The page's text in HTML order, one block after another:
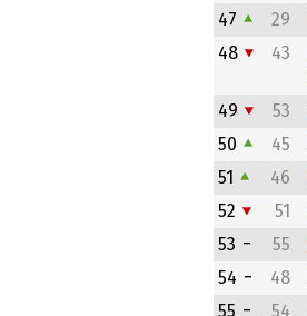
47
29
48
43
49 53
50
45
51
46
52
51
53
55
54
48
55
54